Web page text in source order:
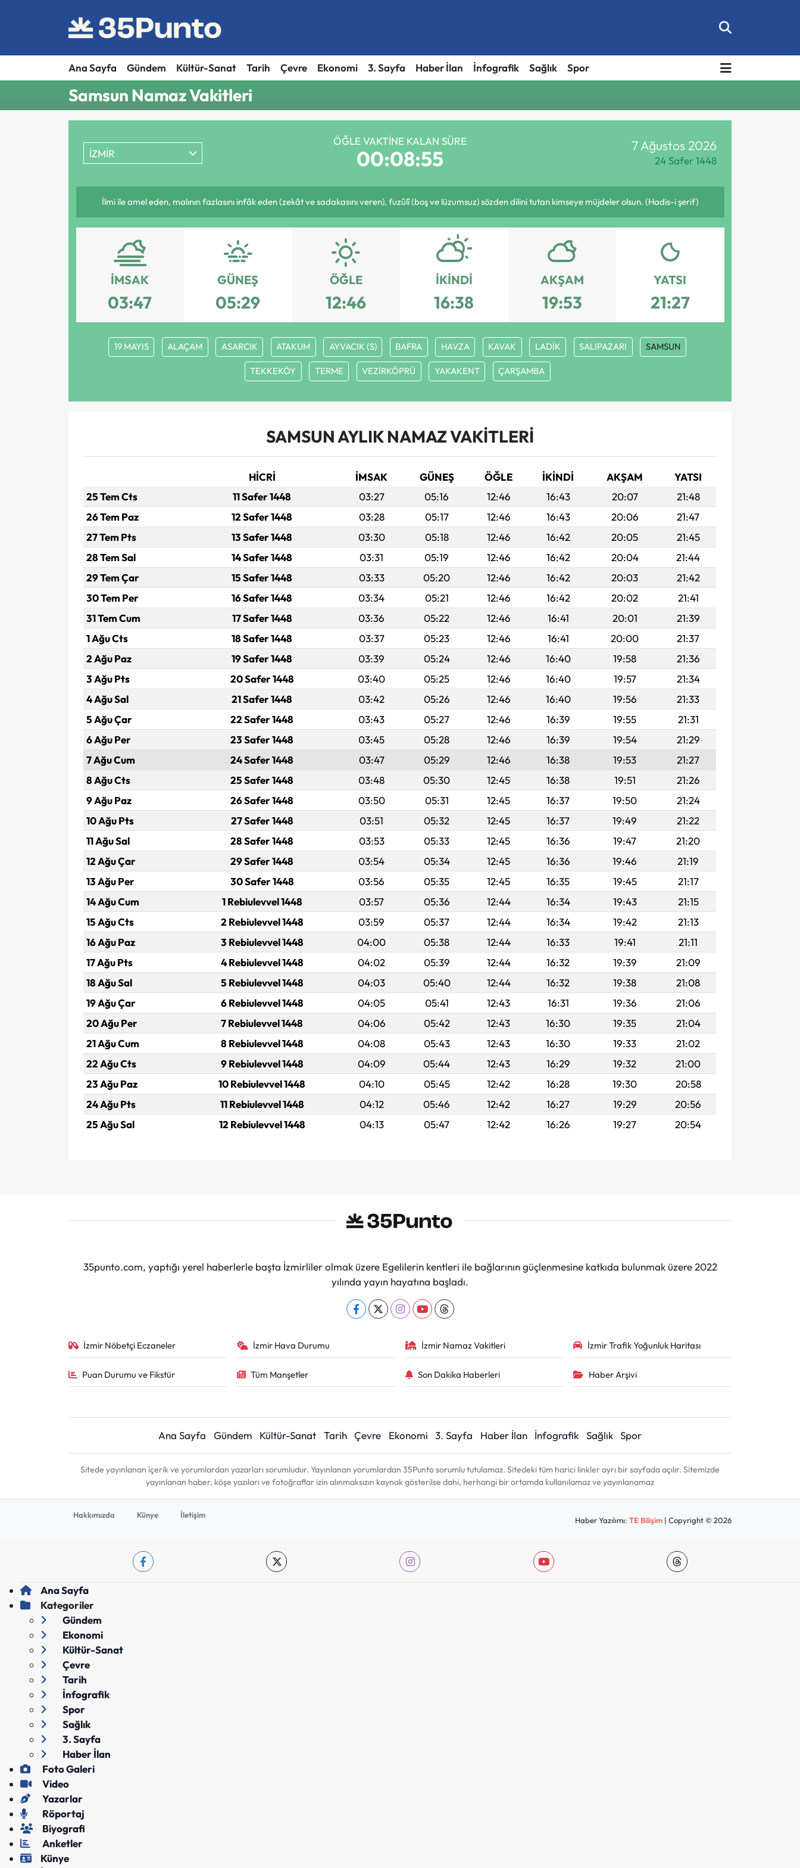
Ana Sayfa Gündem Kültür-Sanat Tarih Çevre Ekonomi 3. Sayfa Haber İlan İnfografik Sağlık Spor
Samsun Namaz Vakitleri
İZMİR
ÖĞLE VAKTINE KALAN SÜRE
00:08:55
7 Ağustos 2026
24 Safer 1448
İlmi ile amel eden, malının fazlasını infâk eden (zekât ve sadakasını veren), fuzûlî (boş ve lüzumsuz) sözden dilini tutan kimseye müjdeler olsun. (Hadis-i şerif)
İMSAK
03:47
GÜNEŞ
05:29
ÖĞLE
12:46
İKINDI
16:38
AKŞAM
19:53
YATSI
21:27
19 MAYIS ALAÇAM ASARCIK ATAKUM AYVACIK (S) BAFRA HAVZA KAVAK LADİK SALIPAZARI SAMSUN
TEKKEKÖY TERME VEZİRKÖPRÜ YAKAKENT ÇARŞAMBA
SAMSUN AYLIK NAMAZ VAKITLERI
HİCRİ İMSAK GÜNEŞ ÖĞLE İKINDI AKŞAM
YATSI
25 Tem Cts
11 Safer 1448 03:27 05:16 12:46 16:43 20:07
21:48
26 Tem Paz
12 Safer 1448 03:28 05:17 12:46 16:43 20:06
21:47
27 Tem Pts
13 Safer 1448 03:30 05:18 12:46 16:42 20:05
21:45
28 Tem Sal
14 Safer 1448 03:31 05:19 12:46 16:42 20:04
21:44
29 Tem Çar
15 Safer 1448 03:33 05:20 12:46 16:42 20:03
21:42
30 Tem Per
16 Safer 1448 03:34 05:21 12:46 16:42 20:02
21:41
31 Tem Cum
17 Safer 1448 03:36 05:22 12:46 16:41 20:01
21:39
1 Ağu Cts
18 Safer 1448 03:37 05:23 12:46 16:41 20:00
21:37
2 Ağu Paz
19 Safer 1448 03:39 05:24 12:46 16:40 19:58
21:36
3 Ağu Pts
20 Safer 1448 03:40 05:25 12:46 16:40 19:57
21:34
4 Ağu Sal
21 Safer 1448 03:42 05:26 12:46 16:40 19:56
21:33
5 Ağu Çar
22 Safer 1448 03:43 05:27 12:46 16:39 19:55
21:31
6 Ağu Per
23 Safer 1448 03:45 05:28 12:46 16:39 19:54
21:29
7 Ağu Cum
24 Safer 1448 03:47 05:29 12:46 16:38 19:53
21:27
8 Ağu Cts
25 Safer 1448 03:48 05:30 12:45 16:38 19:51
21:26
9 Ağu Paz
26 Safer 1448 03:50 05:31 12:45 16:37 19:50
21:24
10 Ağu Pts
27 Safer 1448 03:51 05:32 12:45 16:37 19:49
21:22
11 Ağu Sal
28 Safer 1448 03:53 05:33 12:45 16:36 19:47
21:20
12 Ağu Çar
29 Safer 1448 03:54 05:34 12:45 16:36 19:46
21:19
13 Ağu Per
30 Safer 1448 03:56 05:35 12:45 16:35 19:45
21:17
14 Ağu Cum
1 Rebiulevvel 1448 03:57 05:36 12:44 16:34 19:43
21:15
15 Ağu Cts
2 Rebiulevvel 1448 03:59 05:37 12:44 16:34 19:42
21:13
16 Ağu Paz
3 Rebiulevvel 1448 04:00 05:38 12:44 16:33 19:41
21:11
17 Ağu Pts
4 Rebiulevvel 1448 04:02 05:39 12:44 16:32 19:39
21:09
18 Ağu Sal
5 Rebiulevvel 1448 04:03 05:40 12:44 16:32 19:38
21:08
19 Ağu Çar
6 Rebiulevvel 1448 04:05 05:41 12:43 16:31 19:36
21:06
20 Ağu Per
7 Rebiulevvel 1448 04:06 05:42 12:43 16:30 19:35
21:04
21 Ağu Cum
8 Rebiulevvel 1448 04:08 05:43 12:43 16:30 19:33
21:02
22 Ağu Cts
9 Rebiulevvel 1448 04:09 05:44 12:43 16:29 19:32
21:00
23 Ağu Paz
10 Rebiulevvel 1448 04:10 05:45 12:42 16:28 19:30
20:58
24 Ağu Pts
11 Rebiulevvel 1448 04:12 05:46 12:42 16:27 19:29
20:56
25 Ağu Sal
12 Rebiulevvel 1448 04:13 05:47 12:42 16:26 19:27 20:54
35punto.com, yaptığı yerel haberlerle başta İzmirliler olmak üzere Egelilerin kentleri ile bağlarının güçlenmesine katkıda bulunmak üzere 2022
yılında yayın hayatına başladı.
İzmir Nöbetçi Eczaneler İzmir Hava Durumu İzmir Namaz Vakitleri İzmir Trafik Yoğunluk Haritası
Puan Durumu ve Fikstür Tüm Manşetler Son Dakika Haberleri Haber Arşivi
Ana Sayfa Gündem Kültür-Sanat Tarih Çevre Ekonomi 3. Sayfa Haber İlan İnfografik Sağlık Spor
Sitede yayınlanan içerik ve yorumlardan yazarları sorumludur. Yayınlanan yorumlardan 35Punto sorumlu tutulamaz. Sitedeki tüm harici linkler ayrı bir sayfada açılır. Sitemizde
yayınlanan haber, köşe yazıları ve fotoğraflar izin alınmaksızın kaynak gösterilse dahi, herhangi bir ortamda kullanılamaz ve yayınlanamaz
Hakkımızda Künye İletişim
Haber Yazılımı:TE Bilişim | Copyright © 2026
Ana Sayfa
Kategoriler
Gündem
Ekonomi
Kültür-Sanat
Çevre
Tarih
İnfografik
Spor
Sağlık
3. Sayfa
Haber İlan
Foto Galeri
Video
Yazarlar
Röportaj
Biyografi
Anketler
Künye